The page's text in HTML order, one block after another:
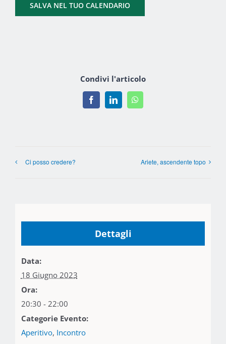
SALVA NEL TUO CALENDARIO
Condivi l'articolo
FacebookLinkedInWhatsApp
Ci posso credere? Ariete, ascendente topo
Dettagli
Data:
18 Giugno 2023
Ora:
20:30 - 22:00
Categorie Evento:
Aperitivo, Incontro